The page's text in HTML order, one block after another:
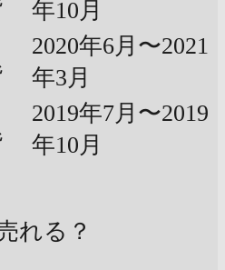
年10月
2020年6月〜2021
年3月
2019年7月〜2019
年10月
れる？